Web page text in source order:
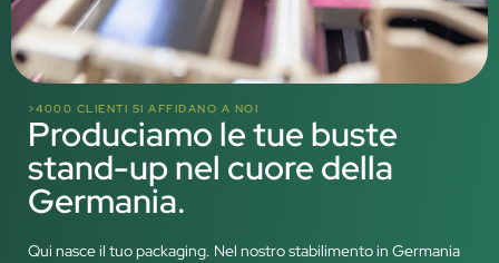
>4000 CLIENTI SI AFFIDANO A NOI
Produciamo le tue buste
stand-up nel cuore della
Germania.
Qui nasce il tuo packaging. Nel nostro stabilimento in Germania